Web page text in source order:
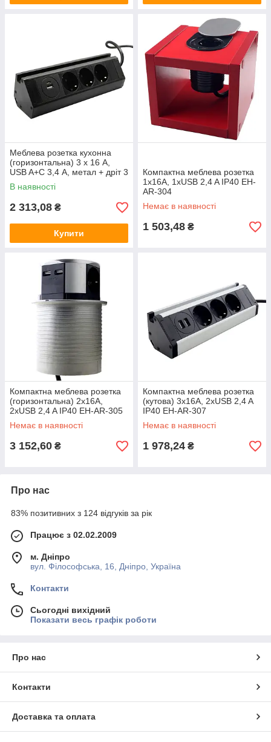
Меблева розетка кухонна
(горизонтальна) 3 x 16 А,
USB A+C 3,4 А, метал + дріт 3
x 1.5 mm2 EH-AR-308
В наявності
2 313,08 ₴
Купити
Компактна меблева розетка
1х16А, 1хUSB 2,4 A IP40 EH-
AR-304
Немає в наявності
1 503,48 ₴
Компактна меблева розетка
(горизонтальна) 2х16А,
2хUSB 2,4 A IP40 EH-AR-305
Немає в наявності
3 152,60 ₴
Компактна меблева розетка
(кутова) 3х16А, 2хUSB 2,4 A
IP40 EH-AR-307
Немає в наявності
1 978,24 ₴
Про нас
83% позитивних з 124 відгуків за рік
Працює з 02.02.2009
м. Дніпро
вул. Філософська, 16, Дніпро, Україна
Контакти
Сьогодні вихідний
Показати весь графік роботи
Про нас
Контакти
Доставка та оплата